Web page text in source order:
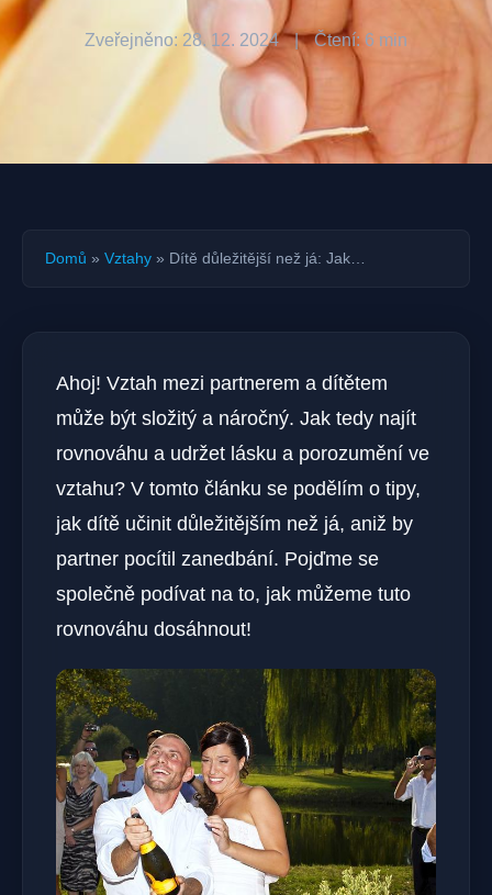
Zveřejněno: 28. 12. 2024 | Čtení: 6 min
Domů » Vztahy » Dítě důležitější než já: Jak…
Ahoj! Vztah mezi partnerem a dítětem⁢
může být složitý a náročný. Jak tedy najít
rovnováhu a udržet lásku a porozumění ve
vztahu? V tomto článku se podělím o tipy,
jak dítě učinit důležitějším než ‌já,‍ aniž by
partner ‌pocítil zanedbání. Pojďme se
společně podívat na to, jak můžeme ⁤tuto
rovnováhu dosáhnout!